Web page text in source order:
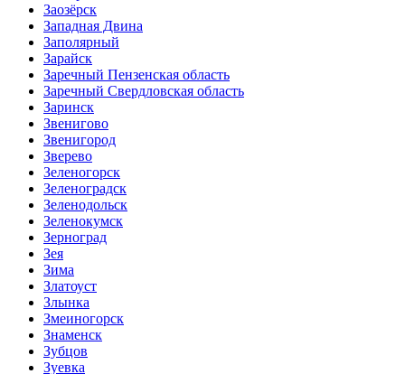
Заозёрск
Западная Двина
Заполярный
Зарайск
Заречный Пензенская область
Заречный Свердловская область
Заринск
Звенигово
Звенигород
Зверево
Зеленогорск
Зеленоградск
Зеленодольск
Зеленокумск
Зерноград
Зея
Зима
Златоуст
Злынка
Змеиногорск
Знаменск
Зубцов
Зуевка